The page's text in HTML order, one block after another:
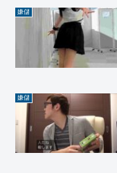
嫌儲
嫌儲